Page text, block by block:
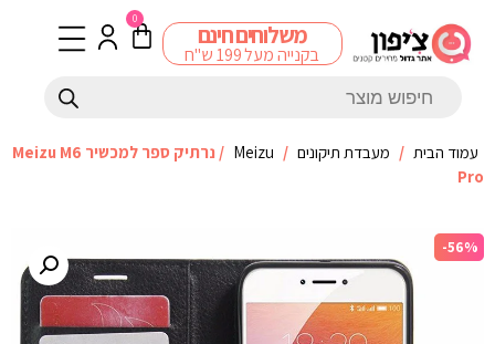
משלוחים חינם
בקנייה מעל 199 ש"ח
0
עמוד הבית / מעבדת תיקונים /
Meizu
/ נרתיק ספר למכשיר Meizu M6
Pro
-56%